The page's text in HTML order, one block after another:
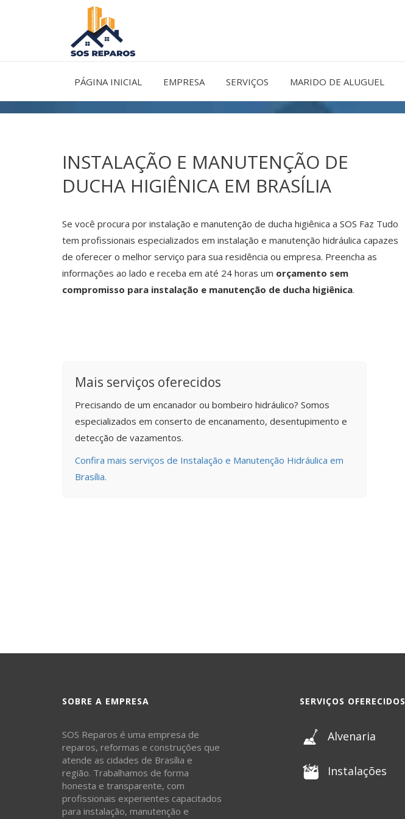
PÁGINA INICIAL EMPRESA SERVIÇOS MARIDO DE ALUGUEL
INSTALAÇÃO E MANUTENÇÃO DE
DUCHA HIGIÊNICA EM BRASÍLIA
Se você procura por instalação e manutenção de ducha higiênica a SOS Faz Tudo
tem profissionais especializados em instalação e manutenção hidráulica capazes
de oferecer o melhor serviço para sua residência ou empresa. Preencha as
informações ao lado e receba em até 24 horas um orçamento sem
compromisso para instalação e manutenção de ducha higiênica.
Mais serviços oferecidos
Precisando de um encanador ou bombeiro hidráulico? Somos
especializados em conserto de encanamento, desentupimento e
detecção de vazamentos.
Confira mais serviços de Instalação e Manutenção Hidráulica em
Brasília.
SOBRE A EMPRESA
SOS Reparos é uma empresa de
reparos, reformas e construções que
atende as cidades de Brasília e
região. Trabalhamos de forma
honesta e transparente, com
profissionais experientes capacitados
para instalação, manutenção e
SERVIÇOS OFERECIDOS
Alvenaria
Instalações